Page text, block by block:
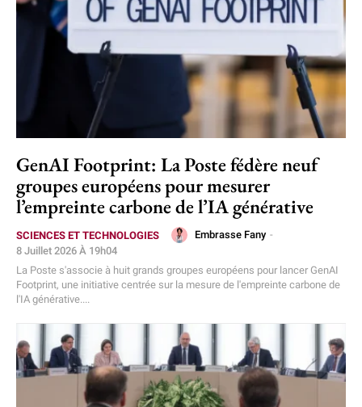
GenAI Footprint: La Poste fédère neuf
groupes européens pour mesurer
l’empreinte carbone de l’IA générative
SCIENCES ET TECHNOLOGIES Embrasse Fany -
8 Juillet 2026 À 19h04
La Poste s'associe à huit grands groupes européens pour lancer GenAI
Footprint, une initiative centrée sur la mesure de l'empreinte carbone de
l'IA générative....